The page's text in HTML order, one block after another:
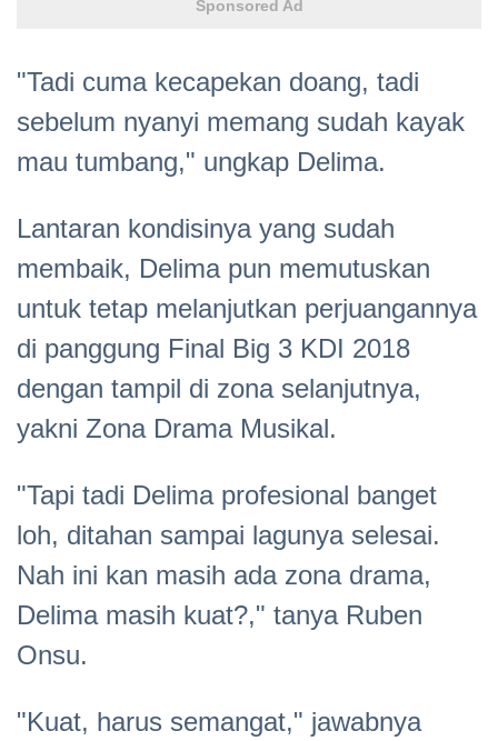
Sponsored Ad
"Tadi cuma kecapekan doang, tadi
sebelum nyanyi memang sudah kayak
mau tumbang," ungkap Delima.
Lantaran kondisinya yang sudah
membaik, Delima pun memutuskan
untuk tetap melanjutkan perjuangannya
di panggung Final Big 3 KDI 2018
dengan tampil di zona selanjutnya,
yakni Zona Drama Musikal.
"Tapi tadi Delima profesional banget
loh, ditahan sampai lagunya selesai.
Nah ini kan masih ada zona drama,
Delima masih kuat?," tanya Ruben
Onsu.
"Kuat, harus semangat," jawabnya